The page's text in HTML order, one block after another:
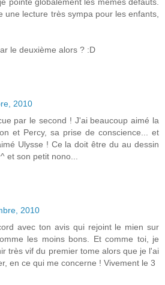
une lecture très sympa pour les enfants,
le deuxième alors ? :D
2010
par le second ! J'ai beaucoup aimé la
et Percy, sa prise de conscience... et
Ulysse ! Ce la doit être du au dessin
et son petit nono...
2010
avec ton avis qui rejoint le mien sur
les moins bons. Et comme toi, je
très vif du premier tome alors que je l'ai
en ce qui me concerne ! Vivement le 3